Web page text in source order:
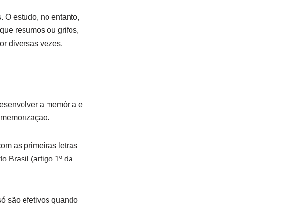
O estudo, no entanto,
resumos ou grifos,
diversas vezes.
a memória e
as primeiras letras
Brasil (artigo 1º da
são efetivos quando